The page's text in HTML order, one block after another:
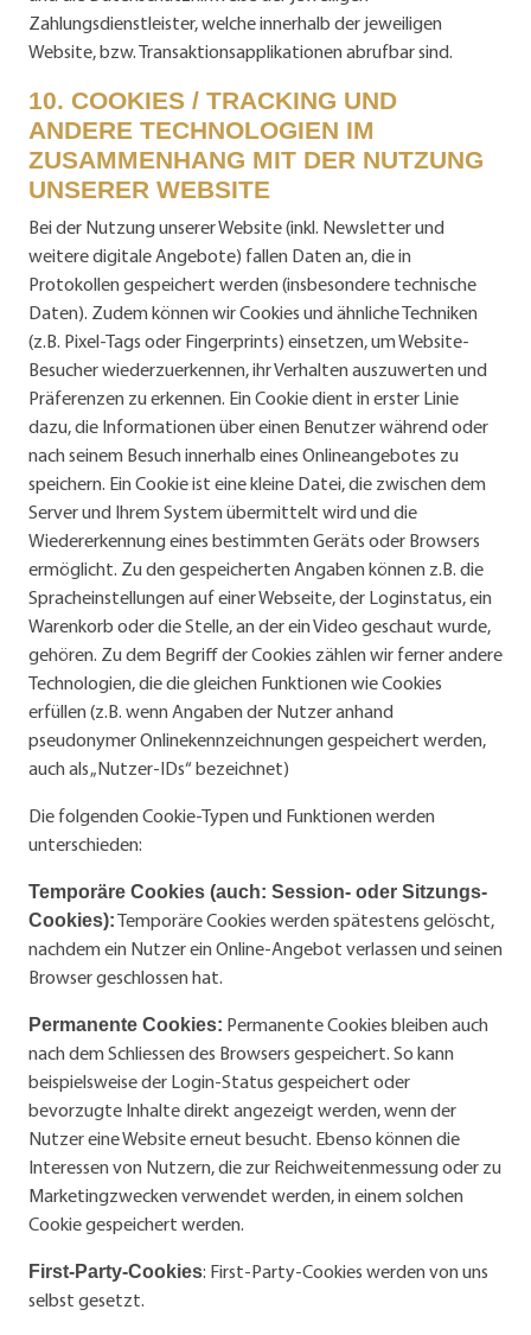
Zahlungsdienstleister, welche innerhalb der jeweiligen
Website, bzw. Transaktionsapplikationen abrufbar sind.
10. COOKIES / TRACKING UND
ANDERE TECHNOLOGIEN IM
ZUSAMMENHANG MIT DER NUTZUNG
UNSERER WEBSITE
Bei der Nutzung unserer Website (inkl. Newsletter und
weitere digitale Angebote) fallen Daten an, die in
Protokollen gespeichert werden (insbesondere technische
Daten). Zudem können wir Cookies und ähnliche Techniken
(z.B. Pixel-Tags oder Fingerprints) einsetzen, um Website-
Besucher wiederzuerkennen, ihr Verhalten auszuwerten und
Präferenzen zu erkennen. Ein Cookie dient in erster Linie
dazu, die Informationen über einen Benutzer während oder
nach seinem Besuch innerhalb eines Onlineangebotes zu
speichern. Ein Cookie ist eine kleine Datei, die zwischen dem
Server und Ihrem System übermittelt wird und die
Wiedererkennung eines bestimmten Geräts oder Browsers
ermöglicht. Zu den gespeicherten Angaben können z.B. die
Spracheinstellungen auf einer Webseite, der Loginstatus, ein
Warenkorb oder die Stelle, an der ein Video geschaut wurde,
gehören. Zu dem Begriff der Cookies zählen wir ferner andere
Technologien, die die gleichen Funktionen wie Cookies
erfüllen (z.B. wenn Angaben der Nutzer anhand
pseudonymer Onlinekennzeichnungen gespeichert werden,
auch als „Nutzer-IDs“ bezeichnet)
Die folgenden Cookie-Typen und Funktionen werden
unterschieden:
Temporäre Cookies (auch: Session- oder Sitzungs-
Cookies):Temporäre Cookies werden spätestens gelöscht,
nachdem ein Nutzer ein Online-Angebot verlassen und seinen
Browser geschlossen hat.
Permanente Cookies: Permanente Cookies bleiben auch
nach dem Schliessen des Browsers gespeichert. So kann
beispielsweise der Login-Status gespeichert oder
bevorzugte Inhalte direkt angezeigt werden, wenn der
Nutzer eine Website erneut besucht. Ebenso können die
Interessen von Nutzern, die zur Reichweitenmessung oder zu
Marketingzwecken verwendet werden, in einem solchen
Cookie gespeichert werden.
First-Party-Cookies: First-Party-Cookies werden von uns
selbst gesetzt.